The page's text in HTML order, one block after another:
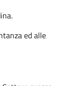
ed alle